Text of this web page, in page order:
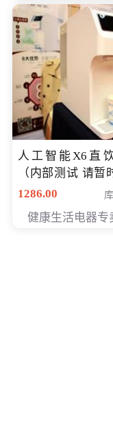
人工智能X6直
（内部测试 请暂
购买）
1286.00
健康生活电器专